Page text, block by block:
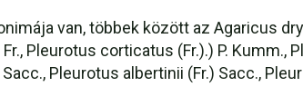
van, többek között az Agaricus
Pleurotus corticatus (Fr.).) P.
Pleurotus albertinii (Fr.) Sacc.,